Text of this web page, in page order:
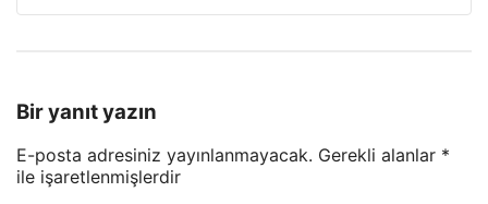
Bir yanıt yazın
E-posta adresiniz yayınlanmayacak. Gerekli alanlar *
ile işaretlenmişlerdir